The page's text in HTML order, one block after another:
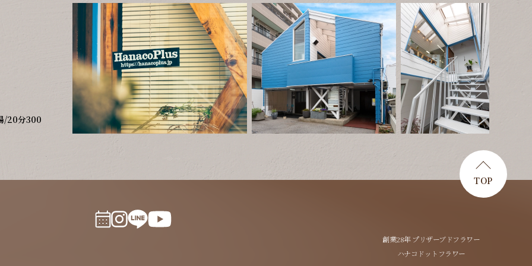
/20分300
TOP
創業28年 プリザーブドフラワー
ハナコドットフラワー